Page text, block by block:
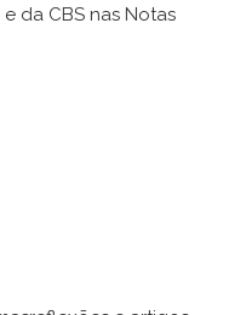
da CBS nas Notas